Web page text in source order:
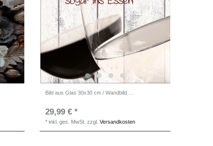
29,99 € *
*inkl. ges. MwSt. zzgl.Versandkosten